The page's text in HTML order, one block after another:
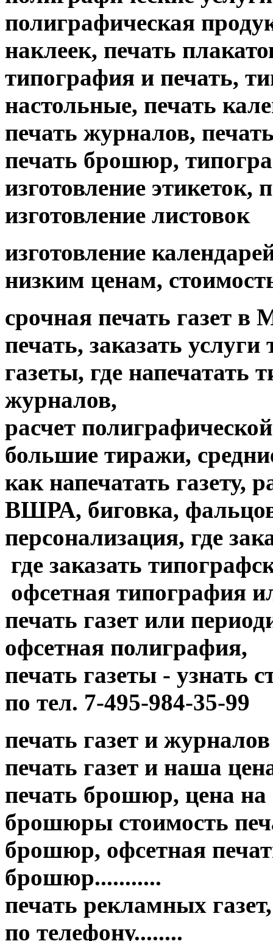
полиграфическая
наклеек, печать
типография и печать,
настольные, печать
печать журналов,
печать брошюр,
изготовление этикеток,
изготовление листовок
изготовление
низким ценам,
срочная печать газет в
печать, заказать
газеты, где напечатать
журналов,
расчет
большие тиражи,
как напечатать газету,
ВШРА, биговка,
персонализация, где
где заказать
офсетная типография
печать газет или
офсетная полиграфия,
печать газеты - узнать
по тел. 7-495-984-35-99
печать газет и
печать газет и наша
печать брошюр, цена
брошюры стоимость
брошюр, офсетная
брошюр...........
печать рекламных
по телефону........